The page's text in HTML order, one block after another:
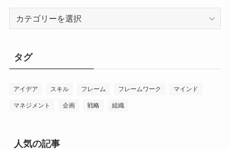
ー
タグ
アイデア スキル フレーム フレームワーク マインド
マネジメント 企画 戦略 組織
人気の記事